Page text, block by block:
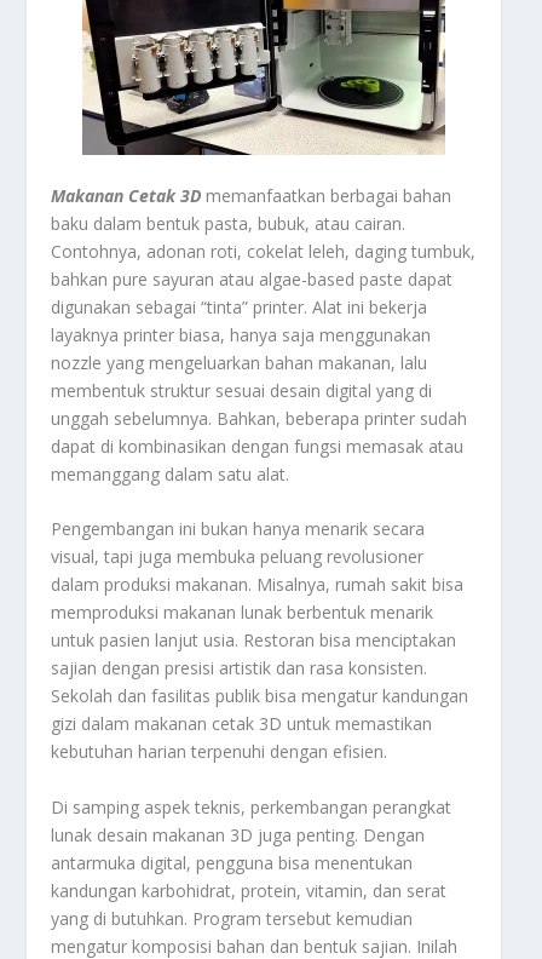
Makanan Cetak 3D memanfaatkan berbagai bahan
baku dalam bentuk pasta, bubuk, atau cairan.
Contohnya, adonan roti, cokelat leleh, daging tumbuk,
bahkan pure sayuran atau algae-based paste dapat
digunakan sebagai “tinta” printer. Alat ini bekerja
layaknya printer biasa, hanya saja menggunakan
nozzle yang mengeluarkan bahan makanan, lalu
membentuk struktur sesuai desain digital yang di
unggah sebelumnya. Bahkan, beberapa printer sudah
dapat di kombinasikan dengan fungsi memasak atau
memanggang dalam satu alat.
Pengembangan ini bukan hanya menarik secara
visual, tapi juga membuka peluang revolusioner
dalam produksi makanan. Misalnya, rumah sakit bisa
memproduksi makanan lunak berbentuk menarik
untuk pasien lanjut usia. Restoran bisa menciptakan
sajian dengan presisi artistik dan rasa konsisten.
Sekolah dan fasilitas publik bisa mengatur kandungan
gizi dalam makanan cetak 3D untuk memastikan
kebutuhan harian terpenuhi dengan efisien.
Di samping aspek teknis, perkembangan perangkat
lunak desain makanan 3D juga penting. Dengan
antarmuka digital, pengguna bisa menentukan
kandungan karbohidrat, protein, vitamin, dan serat
yang di butuhkan. Program tersebut kemudian
mengatur komposisi bahan dan bentuk sajian. Inilah